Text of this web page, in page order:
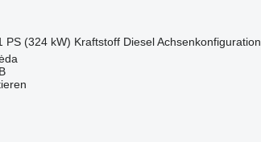
PS (324 kW) Kraftstoff Diesel Achsenkonfiguration